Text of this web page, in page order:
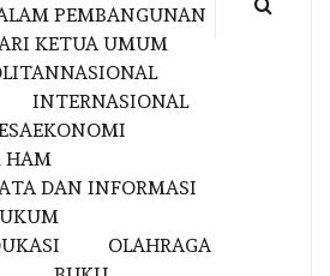
PEMBANGUNAN
KETUA UMUM
NASIONAL
INTERNASIONAL
EKONOMI
HAM
DAN INFORMASI
OLAHRAGA